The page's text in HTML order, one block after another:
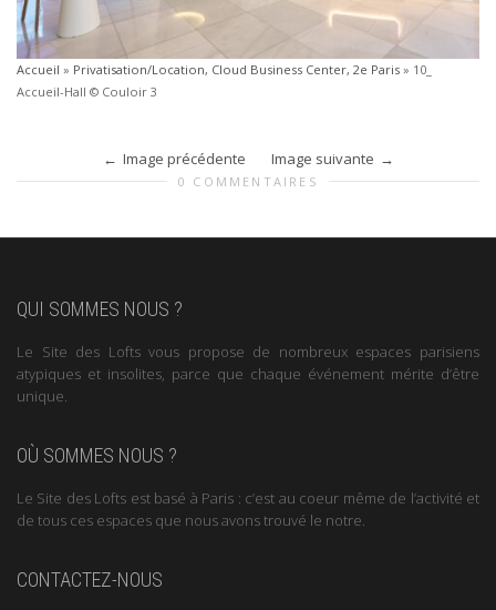
Accueil » Privatisation/Location, Cloud Business Center, 2e Paris » 10_
Accueil-Hall © Couloir 3
Image précédente Image suivante
0 COMMENTAIRES
QUI SOMMES NOUS ?
Le Site des Lofts vous propose de nombreux espaces parisiens
atypiques et insolites, parce que chaque événement mérite d’être
unique.
OÙ SOMMES NOUS ?
Le Site des Lofts est basé à Paris : c’est au coeur même de l’activité et
de tous ces espaces que nous avons trouvé le notre.
CONTACTEZ-NOUS